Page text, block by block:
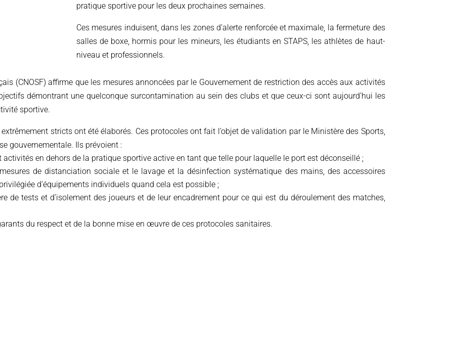
pratique sportive pour les deux prochaines semaines.
Ces mesures induisent, dans les zones d’alerte renforcée et maximale, la fermeture des
salles de boxe, hormis pour les mineurs, les étudiants en STAPS, les athlètes de haut-
niveau et professionnels.
(CNOSF) affirme que les mesures annoncées par le Gouvernement de restriction des accès aux activités
démontrant une quelconque surcontamination au sein des clubs et que ceux-ci sont aujourd’hui les
sportive.
extrêmement stricts ont été élaborés. Ces protocoles ont fait l’objet de validation par le Ministère des Sports,
gouvernementale. Ils prévoient :
en dehors de la pratique sportive active en tant que telle pour laquelle le port est déconseillé ;
de distanciation sociale et le lavage et la désinfection systématique des mains, des accessoires
d’équipements individuels quand cela est possible ;
de tests et d’isolement des joueurs et de leur encadrement pour ce qui est du déroulement des matches,
du respect et de la bonne mise en œuvre de ces protocoles sanitaires.